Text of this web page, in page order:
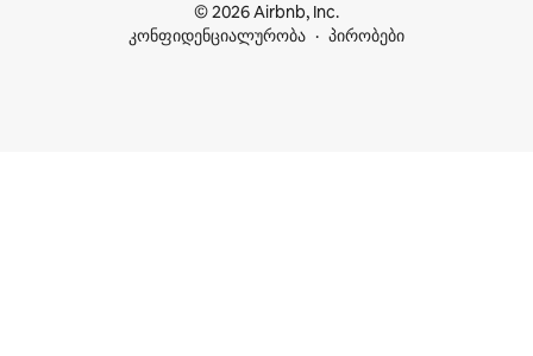
© 2026 Airbnb, Inc.
კონფიდენციალურობა
პირობები